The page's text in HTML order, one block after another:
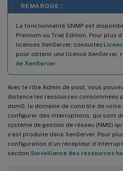
REMARQUE :
La fonctionnalité SNMP est
Premium ou Trial Edition. Pour plus
licences XenServer, consultez
pour obtenir une licence XenServer,
de XenServer
Avec le rôle Admin de pool, vous
distance les ressources consommées
dom0, le domaine de contrôle de votre
configurer des interruptions, qui sont
système de gestion de réseau (NMS)
s’est produite dans XenServer. Pour
configuration d’un récepteur
section Surveillance des ressources